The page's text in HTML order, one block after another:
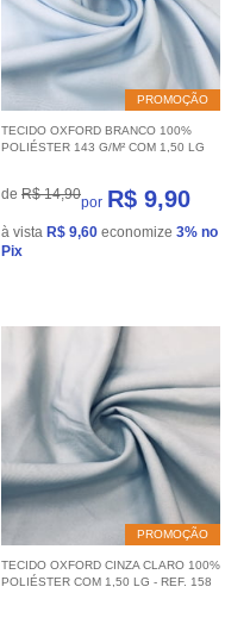
PROMOÇÃO
TECIDO OXFORD BRANCO 100%
POLIÉSTER 143 G/M² COM 1,50 LG
de R$ 14,90por R$ 9,90
à vista R$ 9,60 economize 3% no
Pix
PROMOÇÃO
TECIDO OXFORD CINZA CLARO 100%
POLIÉSTER COM 1,50 LG - REF. 158